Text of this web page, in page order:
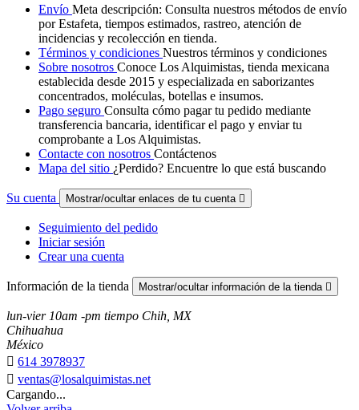
Envío Meta descripción: Consulta nuestros métodos de envío
por Estafeta, tiempos estimados, rastreo, atención de
incidencias y recolección en tienda.
Términos y condiciones Nuestros términos y condiciones
Sobre nosotros Conoce Los Alquimistas, tienda mexicana
establecida desde 2015 y especializada en saborizantes
concentrados, moléculas, botellas e insumos.
Pago seguro Consulta cómo pagar tu pedido mediante
transferencia bancaria, identificar el pago y enviar tu
comprobante a Los Alquimistas.
Contacte con nosotros Contáctenos
Mapa del sitio ¿Perdido? Encuentre lo que está buscando
Su cuenta Mostrar/ocultar enlaces de tu cuenta 
Seguimiento del pedido
Iniciar sesión
Crear una cuenta
Información de la tienda Mostrar/ocultar información de la tienda 
lun-vier 10am -pm tiempo Chih, MX
Chihuahua
México
 614 3978937
 ventas@losalquimistas.net
Cargando...